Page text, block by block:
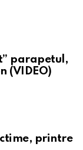
parapetul,
(VIDEO)
printre